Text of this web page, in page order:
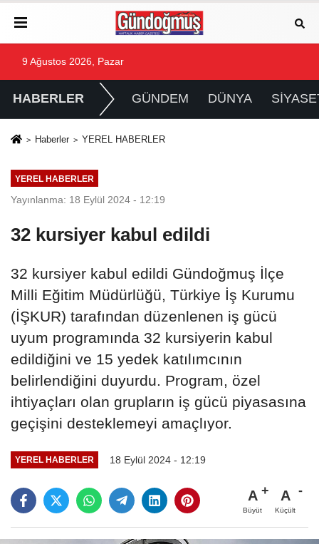
9 Ağustos 2026, Pazar
HABERLER GÜNDEM DÜNYA
Haberler YEREL HABERLER
YEREL HABERLER
Yayınlanma: 18 Eylül 2024 - 12:19
32 kursiyer kabul edildi
32 kursiyer kabul edildi Gündoğmuş İlçe
Milli Eğitim Müdürlüğü, Türkiye İş Kurumu
(İŞKUR) tarafından düzenlenen iş gücü
uyum programında 32 kursiyerin kabul
edildiğini ve 15 yedek katılımcının
belirlendiğini duyurdu. Program, özel
ihtiyaçları olan grupların iş gücü piyasasına
geçişini desteklemeyi amaçlıyor.
YEREL HABERLER 18 Eylül 2024 - 12:19
A
Büyüt
A
Küçült